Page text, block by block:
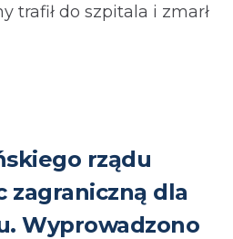
trafił do szpitala i zmarł
rządu
zagraniczną dla
Wyprowadzono